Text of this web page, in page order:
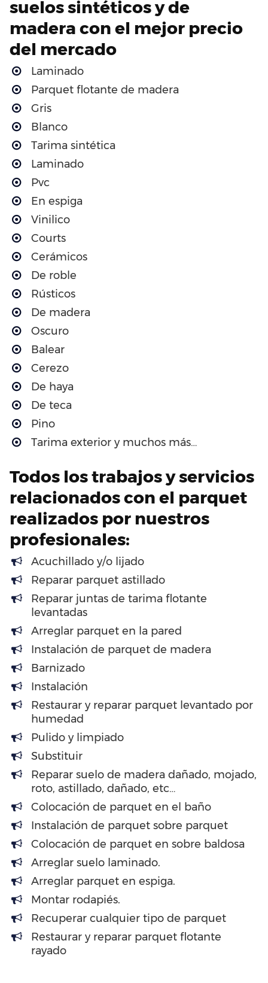
suelos sintéticos y de
madera con el mejor precio
del mercado
Laminado
Parquet flotante de madera
Gris
Blanco
Tarima sintética
Laminado
Pvc
En espiga
Vinilico
Courts
Cerámicos
De roble
Rústicos
De madera
Oscuro
Balear
Cerezo
De haya
De teca
Pino
Tarima exterior y muchos más…
Todos los trabajos y servicios
relacionados con el parquet
realizados por nuestros
profesionales:
Acuchillado y/o lijado
Reparar parquet astillado
Reparar juntas de tarima flotante
levantadas
Arreglar parquet en la pared
Instalación de parquet de madera
Barnizado
Instalación
Restaurar y reparar parquet levantado por
humedad
Pulido y limpiado
Substituir
Reparar suelo de madera dañado, mojado,
roto, astillado, dañado, etc…
Colocación de parquet en el baño
Instalación de parquet sobre parquet
Colocación de parquet en sobre baldosa
Arreglar suelo laminado.
Arreglar parquet en espiga.
Montar rodapiés.
Recuperar cualquier tipo de parquet
Restaurar y reparar parquet flotante
rayado